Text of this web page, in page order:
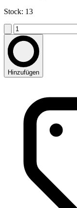
Stock: 13
Hinzufügen